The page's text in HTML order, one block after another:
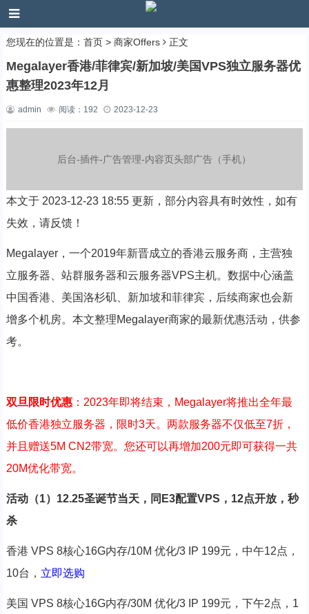
您现在的位置是： 首页> 商家Offers 正文
Megalayer香港/菲律宾/新加坡/美国VPS独立服务器优
惠整理2023年12月
admin 阅读： 192 2023-12-23
后台-插件-广告管理-内容页头部广告（手机）
本文于 2023-12-23 18:55 更新，部分内容具有时效性，如有
失效，请反馈！
Megalayer，一个2019年新晋成立的香港云服务商，主营独
立服务器、站群服务器和云服务器VPS主机。数据中心涵盖
中国香港、美国洛杉矶、新加坡和菲律宾，后续商家也会新
增多个机房。本文整理Megalayer商家的最新优惠活动，供参
考。
双旦限时优惠：2023年即将结束，Megalayer将推出全年最
低价香港独立服务器，限时3天。两款服务器不仅低至7折，
并且赠送5M CN2带宽。您还可以再增加200元即可获得一共
20M优化带宽。
活动（1）12.25圣诞节当天，同E3配置VPS，12点开放，秒
杀
香港 VPS 8核心16G内存/10M 优化/3 IP 199元，中午12点，
10台， 立即选购
美国 VPS 8核心16G内存/30M 优化/3 IP 199元，下午2点，1